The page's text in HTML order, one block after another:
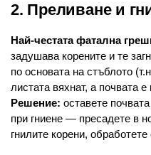
2. Преливане и
Най-честата фатална
задушава корените и те
по основата на стъблото
листата вяхнат, а почвата
Решение: оставете
при гниене — пресадете в
гнилите корени,